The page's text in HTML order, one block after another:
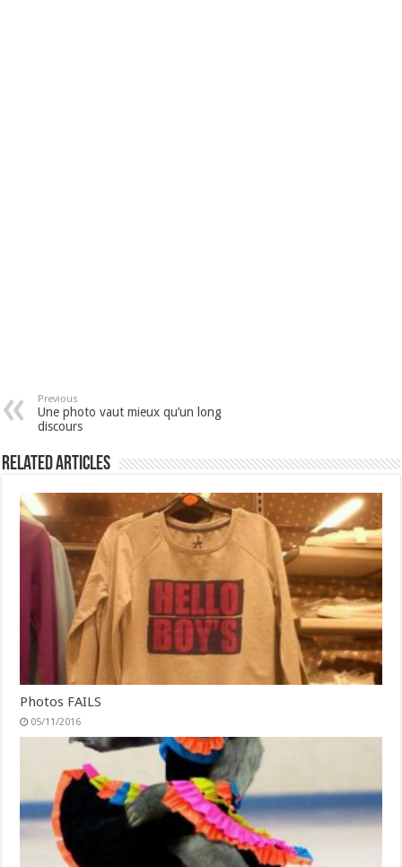
Previous
Une photo vaut mieux qu’un long
discours
Related Articles
Photos FAILS
05/11/2016